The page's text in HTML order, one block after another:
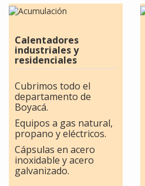
Calentadores
industriales y
residenciales
Cubrimos todo el
departamento de
Boyacá.
Equipos a gas natural,
propano y eléctricos.
Cápsulas en acero
inoxidable y acero
galvanizado.